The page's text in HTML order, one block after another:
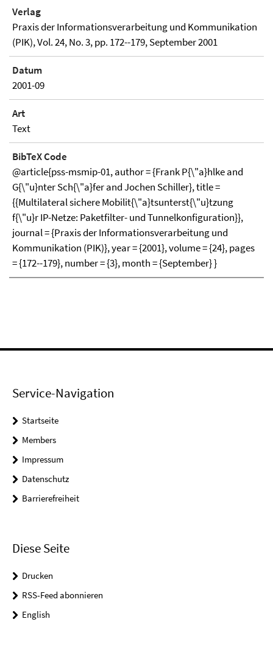
Verlag
Praxis der Informationsverarbeitung und Kommunikation
(PIK), Vol. 24, No. 3, pp. 172--179, September 2001
Datum
2001-09
Art
Text
BibTeX Code
@article{pss-msmip-01, author = {Frank P{\"a}hlke and
G{\"u}nter Sch{\"a}fer and Jochen Schiller}, title =
{{Multilateral sichere Mobilit{\"a}tsunterst{\"u}tzung
f{\"u}r IP-Netze: Paketfilter- und Tunnelkonfiguration}},
journal = {Praxis der Informationsverarbeitung und
Kommunikation (PIK)}, year = {2001}, volume = {24}, pages
= {172--179}, number = {3}, month = {September} }
Service-Navigation
Startseite
Members
Impressum
Datenschutz
Barrierefreiheit
Diese Seite
Drucken
RSS-Feed abonnieren
English